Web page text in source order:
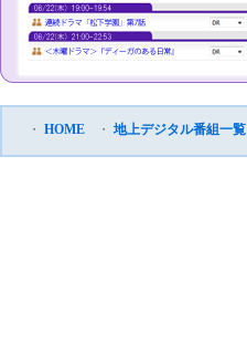
・ HOME ・ 地上デジタル番組一覧